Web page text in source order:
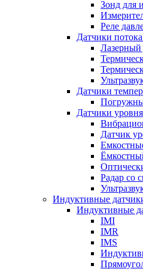
Зонд для
Реле
Датчики
Лазерный
Датчики
Датчики
Датчик
Радар со
Индуктивные
Индуктивные
IMI
IMR
IMS